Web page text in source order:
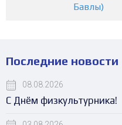
Бавлы)
Последние новости
08.08.2026
С Днём физкультурника!